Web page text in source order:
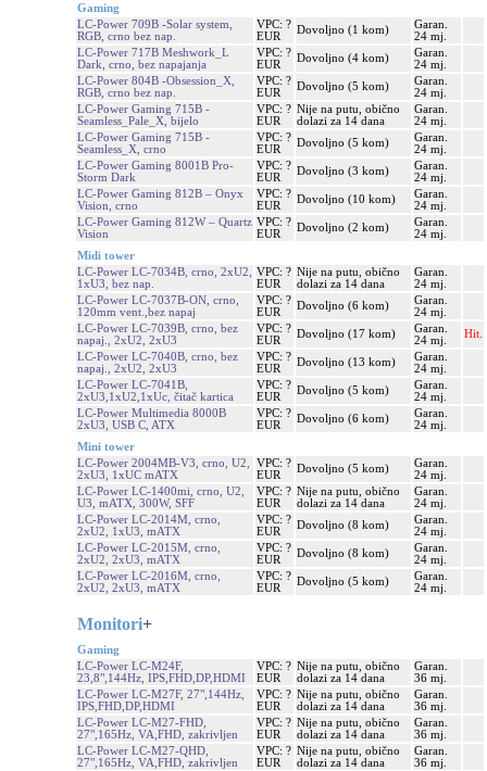
Gaming
LC-Power 709B -Solar system,
RGB, crno bez nap.
VPC: ?
EUR
Dovoljno (1 kom)
Garan.
24 mj.
LC-Power 717B Meshwork_L
Dark, crno, bez napajanja
VPC: ?
EUR
Dovoljno (4 kom)
Garan.
24 mj.
LC-Power 804B -Obsession_X,
RGB, crno bez nap.
VPC: ?
EUR
Dovoljno (5 kom)
Garan.
24 mj.
LC-Power Gaming 715B -
Seamless_Pale_X, bijelo
VPC: ?
EUR
Nije na putu, obično
dolazi za 14 dana
Garan.
24 mj.
LC-Power Gaming 715B -
Seamless_X, crno
VPC: ?
EUR
Dovoljno (5 kom)
Garan.
24 mj.
LC-Power Gaming 8001B Pro-
Storm Dark
VPC: ?
EUR
Dovoljno (3 kom)
Garan.
24 mj.
LC-Power Gaming 812B – Onyx
Vision, crno
VPC: ?
EUR
Dovoljno (10 kom)
Garan.
24 mj.
LC-Power Gaming 812W – Quartz
Vision
VPC: ?
EUR
Dovoljno (2 kom)
Garan.
24 mj.
Midi tower
LC-Power LC-7034B, crno, 2xU2,
1xU3, bez nap.
VPC: ?
EUR
Nije na putu, obično
dolazi za 14 dana
Garan.
24 mj.
LC-Power LC-7037B-ON, crno,
120mm vent.,bez napaj
VPC: ?
EUR
Dovoljno (6 kom)
Garan.
24 mj.
LC-Power LC-7039B, crno, bez
napaj., 2xU2, 2xU3
VPC: ?
EUR
Dovoljno (17 kom)
Garan.
24 mj.
Hit.
LC-Power LC-7040B, crno, bez
napaj., 2xU2, 2xU3
VPC: ?
EUR
Dovoljno (13 kom)
Garan.
24 mj.
LC-Power LC-7041B,
2xU3,1xU2,1xUc, čitač kartica
VPC: ?
EUR
Dovoljno (5 kom)
Garan.
24 mj.
LC-Power Multimedia 8000B
2xU3, USB C, ATX
VPC: ?
EUR
Dovoljno (6 kom)
Garan.
24 mj.
Mini tower
LC-Power 2004MB-V3, crno, U2,
2xU3, 1xUC mATX
VPC: ?
EUR
Dovoljno (5 kom)
Garan.
24 mj.
LC-Power LC-1400mi, crno, U2,
U3, mATX, 300W, SFF
VPC: ?
EUR
Nije na putu, obično
dolazi za 14 dana
Garan.
24 mj.
LC-Power LC-2014M, crno,
2xU2, 1xU3, mATX
VPC: ?
EUR
Dovoljno (8 kom)
Garan.
24 mj.
LC-Power LC-2015M, crno,
2xU2, 2xU3, mATX
VPC: ?
EUR
Dovoljno (8 kom)
Garan.
24 mj.
LC-Power LC-2016M, crno,
2xU2, 2xU3, mATX
VPC: ?
EUR
Dovoljno (5 kom)
Garan.
24 mj.
Monitori+
Gaming
LC-Power LC-M24F,
23,8",144Hz, IPS,FHD,DP,HDMI
VPC: ?
EUR
Nije na putu, obično
dolazi za 14 dana
Garan.
36 mj.
LC-Power LC-M27F, 27",144Hz,
IPS,FHD,DP,HDMI
VPC: ?
EUR
Nije na putu, obično
dolazi za 14 dana
Garan.
36 mj.
LC-Power LC-M27-FHD,
27",165Hz, VA,FHD, zakrivljen
VPC: ?
EUR
Nije na putu, obično
dolazi za 14 dana
Garan.
36 mj.
LC-Power LC-M27-QHD,
27",165Hz, VA,FHD, zakrivljen
VPC: ?
EUR
Nije na putu, obično
dolazi za 14 dana
Garan.
36 mj.